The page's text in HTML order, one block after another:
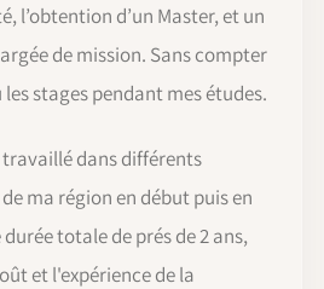
l’obtention d’un Master, et un
de mission. Sans compter
stages pendant mes études.
dans différents
ma région en début puis en
totale de prés de 2 ans,
et l'expérience de la